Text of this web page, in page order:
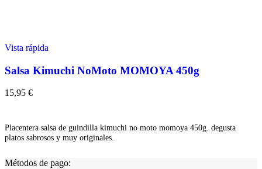
Vista rápida
Salsa Kimuchi NoMoto MOMOYA 450g
15,95 €
Placentera salsa de guindilla kimuchi no moto momoya 450g. degusta
platos sabrosos y muy originales.
Métodos de pago: